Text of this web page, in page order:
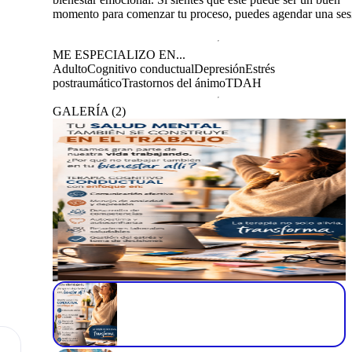
momento para comenzar tu proceso, puedes agendar una
ME ESPECIALIZO EN...
AdultoCognitivo conductualDepresiónEstrés
postraumáticoTrastornos del ánimoTDAH
GALERÍA (2)